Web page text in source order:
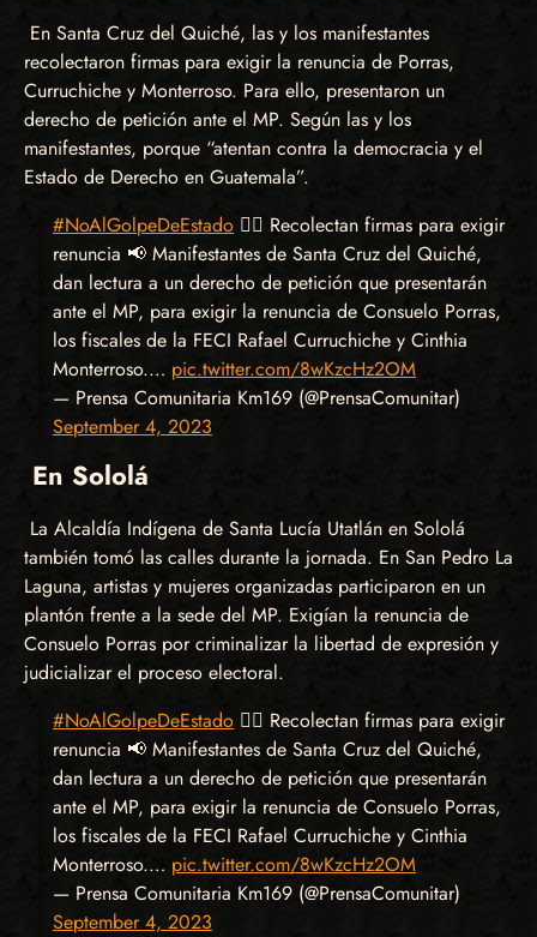
En Santa Cruz del Quiché, las y los manifestantes
recolectaron firmas para exigir la renuncia de Porras,
Curruchiche y Monterroso. Para ello, presentaron un
derecho de petición ante el MP. Según las y los
manifestantes, porque “atentan contra la democracia y el
Estado de Derecho en Guatemala”.
#NoAlGolpeDeEstado ✊🏽 Recolectan firmas para exigir
renuncia 📢 Manifestantes de Santa Cruz del Quiché,
dan lectura a un derecho de petición que presentarán
ante el MP, para exigir la renuncia de Consuelo Porras,
los fiscales de la FECI Rafael Curruchiche y Cinthia
Monterroso.… pic.twitter.com/8wKzcHz2OM
— Prensa Comunitaria Km169 (@PrensaComunitar)
September 4, 2023
En Sololá
La Alcaldía Indígena de Santa Lucía Utatlán en Sololá
también tomó las calles durante la jornada. En San Pedro La
Laguna, artistas y mujeres organizadas participaron en un
plantón frente a la sede del MP. Exigían la renuncia de
Consuelo Porras por criminalizar la libertad de expresión y
judicializar el proceso electoral.
#NoAlGolpeDeEstado ✊🏽 Recolectan firmas para exigir
renuncia 📢 Manifestantes de Santa Cruz del Quiché,
dan lectura a un derecho de petición que presentarán
ante el MP, para exigir la renuncia de Consuelo Porras,
los fiscales de la FECI Rafael Curruchiche y Cinthia
Monterroso.… pic.twitter.com/8wKzcHz2OM
— Prensa Comunitaria Km169 (@PrensaComunitar)
September 4, 2023